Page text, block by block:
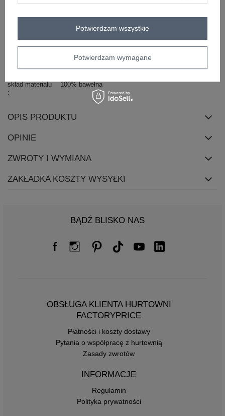
HB-TS-3036.12P
dekolt
okrągły
skład materiału
100% bawełna
OPIS PRODUKTU
OPINIE
ZWROTY I WYMIANA
ZAKŁADKA KOSZTY WYSYŁKI
BĄDŹ BLISKO NAS
OBSŁUGA KLIENTA HURTOWNI
FACTORYPRICE
Płatności i koszty dostawy
Pytania o współpracę z hurtownią
Zasady zwrotów
INFORMACJE
Regulamin
Polityka prywatności
Potwierdzam wymagane
Potwierdzam wszystkie